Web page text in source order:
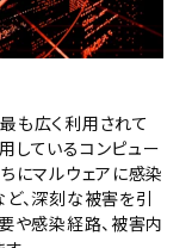
も広く利用されて
しているコンピュー
にマルウェアに感染
、深刻な被害を引
や感染経路、被害内